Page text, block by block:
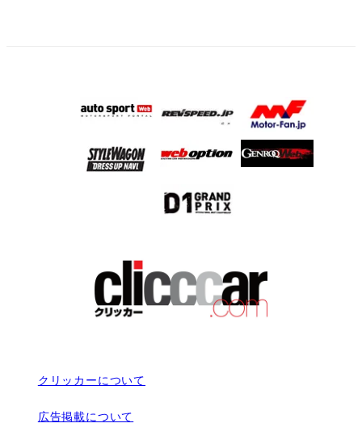
クリッカーについて
広告掲載について